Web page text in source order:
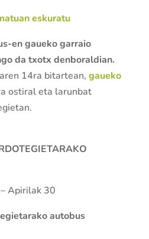
eskuratu
en gaueko garraio
da txotx denboraldian.
14ra bitartean, gaueko
ostiral eta larunbat
Apirilak 30
autobus